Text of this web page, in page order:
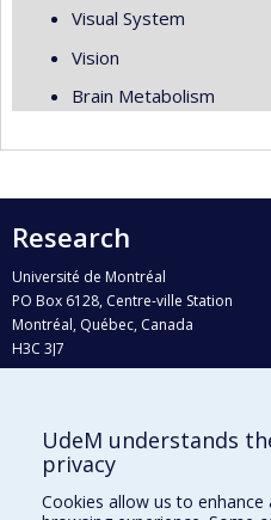
Visual System
Vision
Brain Metabolism
Research
Université de Montréal
PO Box 6128, Centre-ville Station
Montréal, Québec, Canada
H3C 3J7
Who does what?
Find us
UdeM understands
privacy
Cookies allow us to enhance